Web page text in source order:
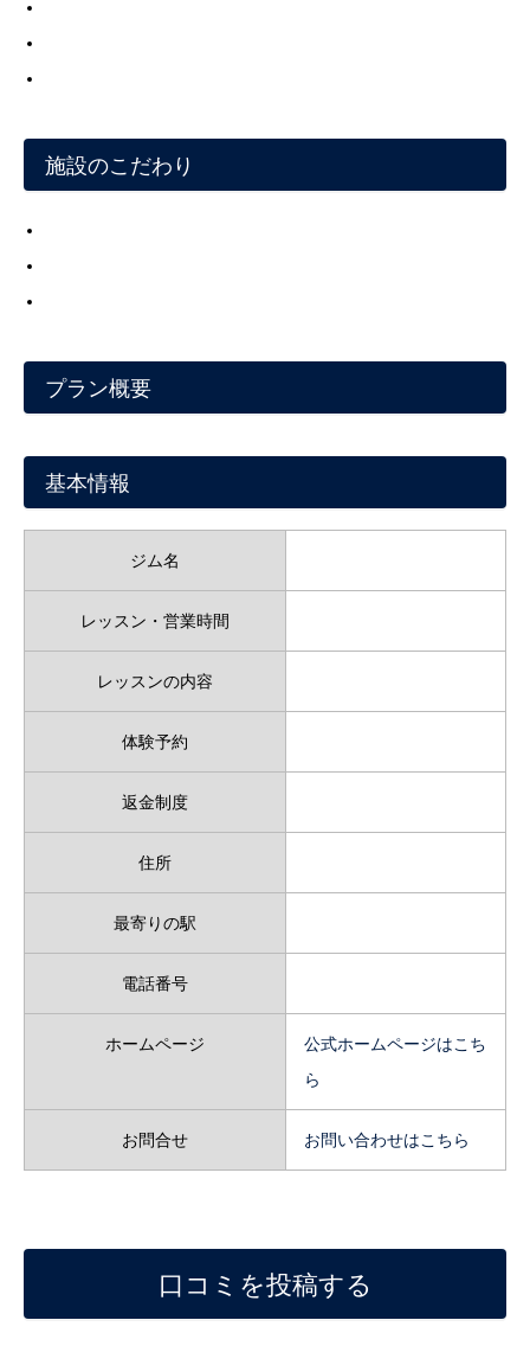
施設のこだわり
プラン概要
基本情報
ジム名
レッスン・営業時間
レッスンの内容
体験予約
返金制度
住所
最寄りの駅
電話番号
ホームページ
公式ホームページはこち
ら
お問合せ お問い合わせはこちら
口コミを投稿する